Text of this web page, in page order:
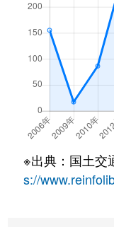
※出典：国土交
s://